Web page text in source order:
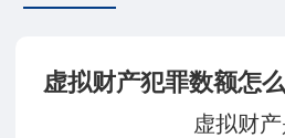
虚拟财产犯罪数额怎
虚拟财